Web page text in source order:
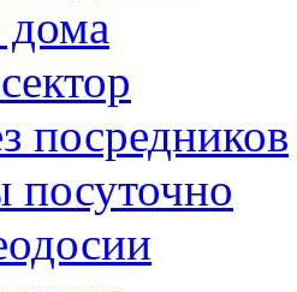
дома
посредников
посуточно